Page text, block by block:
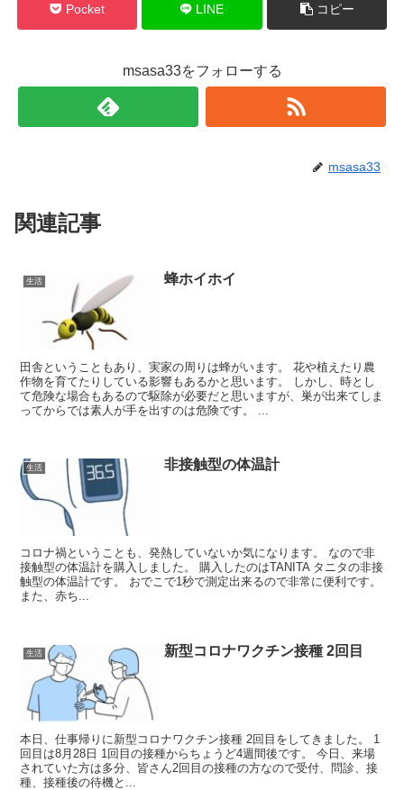
Pocket LINE コピー
msasa33をフォローする
msasa33
関連記事
生活 蜂ホイホイ
田舎ということもあり、実家の周りは蜂がいます。 花や植えたり農
作物を育てたりしている影響もあるかと思います。 しかし、時とし
て危険な場合もあるので駆除が必要だと思いますが、巣が出来てしま
ってからでは素人が手を出すのは危険です。 ...
生活 非接触型の体温計
コロナ禍ということも、発熱していないか気になります。 なので非
接触型の体温計を購入しました。 購入したのはTANITA タニタの非接
触型の体温計です。 おでこで1秒で測定出来るので非常に便利です。
また、赤ち...
生活 新型コロナワクチン接種 2回目
本日、仕事帰りに新型コロナワクチン接種 2回目をしてきました。 1
回目は8月28日 1回目の接種からちょうど4週間後です。 今日、来場
されていた方は多分、皆さん2回目の接種の方なので受付、問診、接
種、接種後の待機と...